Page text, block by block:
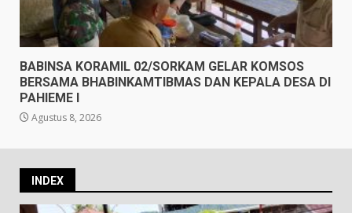
BABINSA KORAMIL 02/SORKAM GELAR KOMSOS
BERSAMA BHABINKAMTIBMAS DAN KEPALA DESA DI
PAHIEME I
Agustus 8, 2026
INDEX